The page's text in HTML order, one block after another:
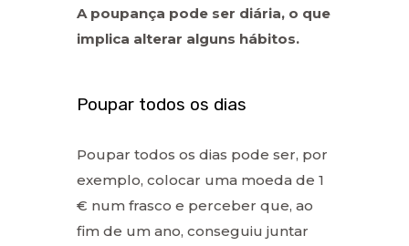
A poupança pode ser diária, o que
implica alterar alguns hábitos.
Poupar todos os dias
Poupar todos os dias pode ser, por
exemplo, colocar uma moeda de 1
€ num frasco e perceber que, ao
fim de um ano, conseguiu juntar